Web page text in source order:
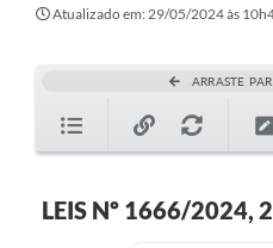
Atualizado em: 29/05/2024 às
ARRASTE
LEIS Nº 1666/2024,